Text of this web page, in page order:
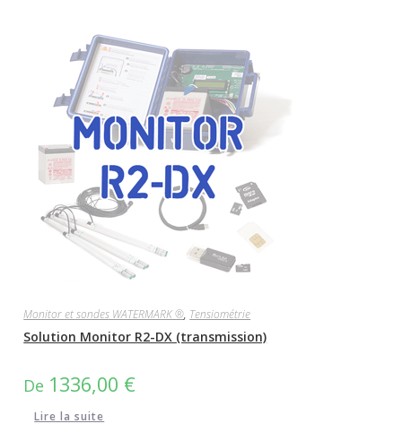
Monitor et sondes WATERMARK ®, Tensiométrie
Solution Monitor R2-DX (transmission)
De 1336,00 €
Lire la suite